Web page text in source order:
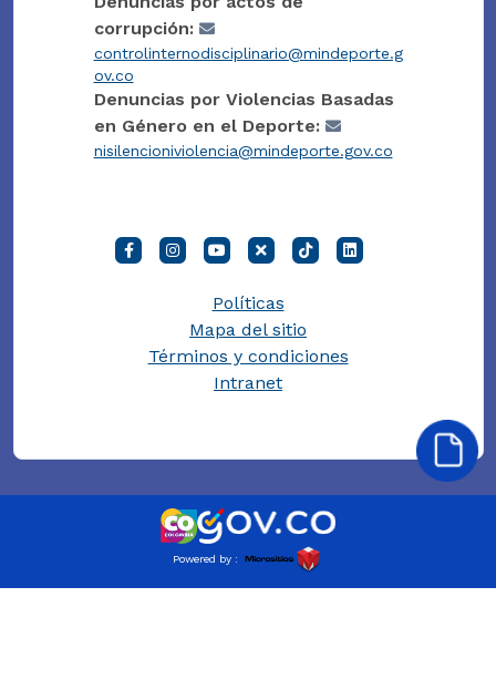
corrupción:
controlinternodisciplinario@mindeporte.g
ov.co
Denuncias por Violencias Basadas
en Género en el Deporte:
nisilencioniviolencia@mindeporte.gov.co
Políticas
Mapa del sitio
Términos y condiciones
Intranet
Powered by :